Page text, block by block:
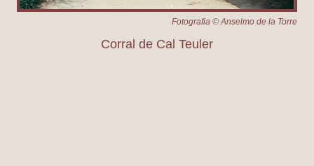
Fotografia © Anselmo de la Torre
Corral de Cal Teuler